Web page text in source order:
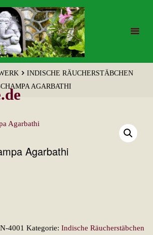
INDISCHE RÄUCHERSTÄBCHEN
AGARBATHI
Agarbathi
4001 Kategorie:Indische Räucherstäbchen